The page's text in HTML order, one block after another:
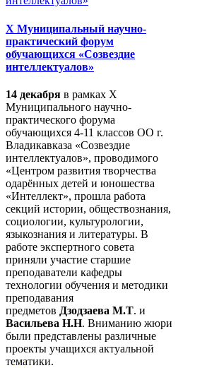
X Муниципальный научно-
практический форум
обучающихся «Созвездие
интеллектуалов»
14 декабря в рамках X
Муниципального научно-
практического форума
обучающихся 4-11 классов ОО г.
Владикавказа «Созвездие
интеллектуалов», проводимого
«Центром развития творчества
одарённых детей и юношества
«Интеллект», прошла работа
секций истории, обществознания,
социологии, культурологии,
языкознания и литературы. В
работе экспертного совета
приняли участие старшие
преподаватели кафедры
технологии обучения и методики
преподавания
предметов Дзодзаева М.Т. и
Васильева Н.Н. Вниманию жюри
были представлены различные
проекты учащихся актуальной
тематики.